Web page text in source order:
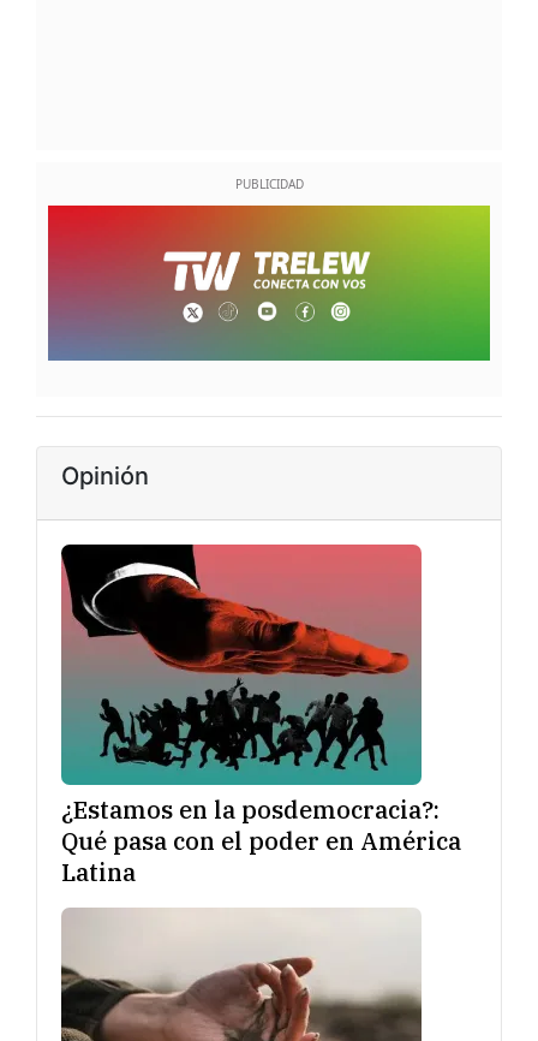
Opinión
¿Estamos en la posdemocracia?:
Qué pasa con el poder en América
Latina